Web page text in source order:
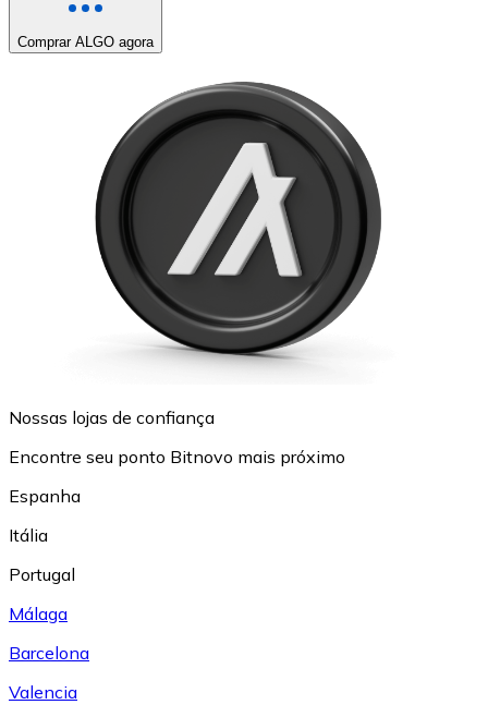
Comprar ALGO agora
Nossas lojas de confiança
Encontre seu ponto Bitnovo mais próximo
Espanha
Itália
Portugal
Málaga
Barcelona
Valencia